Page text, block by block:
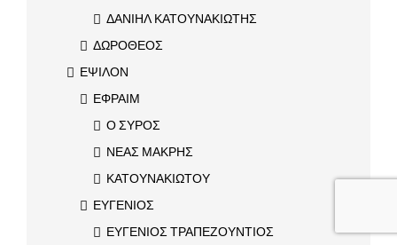
ΔΑΝΙΗΛ ΚΑΤΟΥΝΑΚΙΩΤΗΣ
ΔΩΡΟΘΕΟΣ
ΕΨΙΛΟΝ
ΕΦΡΑΙΜ
Ο ΣΥΡΟΣ
ΝΕΑΣ ΜΑΚΡΗΣ
ΚΑΤΟΥΝΑΚΙΩΤΟΥ
ΕΥΓΕΝΙΟΣ
ΕΥΓΕΝΙΟΣ ΤΡΑΠΕΖΟΥΝΤΙΟΣ